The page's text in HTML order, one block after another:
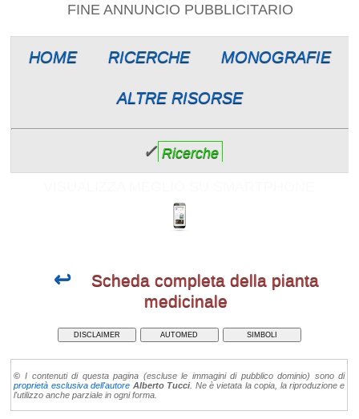
FINE ANNUNCIO PUBBLICITARIO
HOME RICERCHE MONOGRAFIE
ALTRE RISORSE
✓ Ricerche
↩ Scheda completa della pianta
medicinale
DISCLAIMER AUTOMED SIMBOLI
© I contenuti di questa pagina (escluse le immagini di pubblico dominio) sono di
proprietà esclusiva dell'autore Alberto Tucci . Ne è vietata la copia, la riproduzione e
l'utilizzo anche parziale in ogni forma.